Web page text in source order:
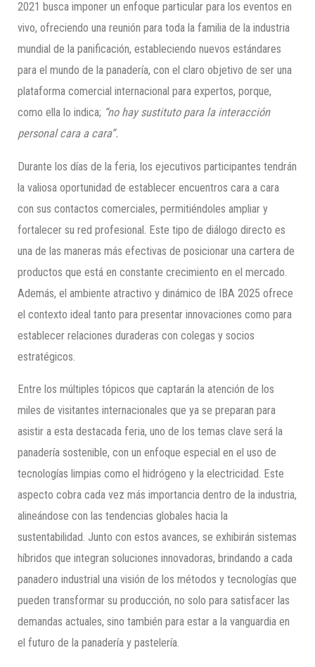
2021 busca imponer un enfoque particular para los eventos en
vivo, ofreciendo una reunión para toda la familia de la industria
mundial de la panificación, estableciendo nuevos estándares
para el mundo de la panadería, con el claro objetivo de ser una
plataforma comercial internacional para expertos, porque,
como ella lo indica; “no hay sustituto para la interacción
personal cara a cara”.
Durante los días de la feria, los ejecutivos participantes tendrán
la valiosa oportunidad de establecer encuentros cara a cara
con sus contactos comerciales, permitiéndoles ampliar y
fortalecer su red profesional. Este tipo de diálogo directo es
una de las maneras más efectivas de posicionar una cartera de
productos que está en constante crecimiento en el mercado.
Además, el ambiente atractivo y dinámico de IBA 2025 ofrece
el contexto ideal tanto para presentar innovaciones como para
establecer relaciones duraderas con colegas y socios
estratégicos.
Entre los múltiples tópicos que captarán la atención de los
miles de visitantes internacionales que ya se preparan para
asistir a esta destacada feria, uno de los temas clave será la
panadería sostenible, con un enfoque especial en el uso de
tecnologías limpias como el hidrógeno y la electricidad. Este
aspecto cobra cada vez más importancia dentro de la industria,
alineándose con las tendencias globales hacia la
sustentabilidad. Junto con estos avances, se exhibirán sistemas
híbridos que integran soluciones innovadoras, brindando a cada
panadero industrial una visión de los métodos y tecnologías que
pueden transformar su producción, no solo para satisfacer las
demandas actuales, sino también para estar a la vanguardia en
el futuro de la panadería y pastelería.